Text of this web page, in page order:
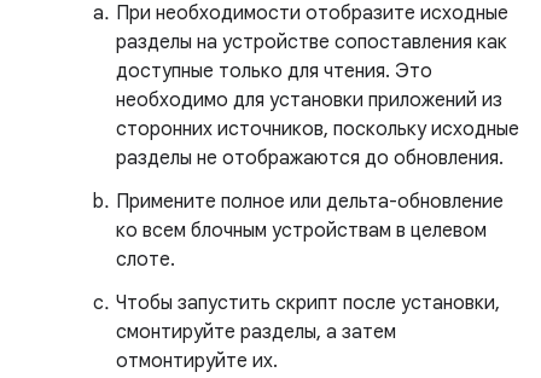
При необходимости отобразите исходные
разделы на устройстве сопоставления как
доступные только для чтения. Это
необходимо для установки приложений из
сторонних источников, поскольку исходные
разделы не отображаются до обновления.
Примените полное или дельта-обновление
ко всем блочным устройствам в целевом
слоте.
Чтобы запустить скрипт после установки,
смонтируйте разделы, а затем
отмонтируйте их.